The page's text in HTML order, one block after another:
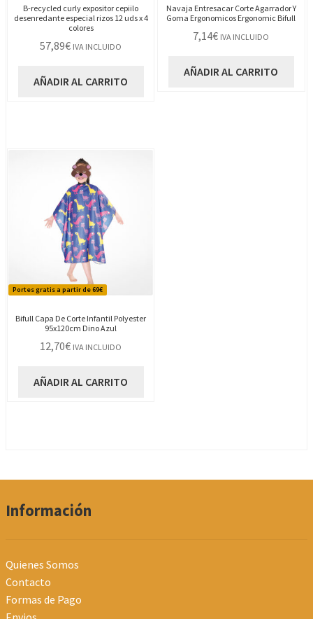
B-recycled curly expositor cepiilo
desenredante especial rizos 12 uds x 4
colores
57,89€ IVA INCLUIDO
AÑADIR AL CARRITO
Navaja Entresacar Corte Agarrador Y
Goma Ergonomicos Ergonomic Bifull
7,14€ IVA INCLUIDO
AÑADIR AL CARRITO
Portes gratis a partir de 69€
Bifull Capa De Corte Infantil Polyester
95x120cm Dino Azul
12,70€ IVA INCLUIDO
AÑADIR AL CARRITO
Información
Quienes Somos
Contacto
Formas de Pago